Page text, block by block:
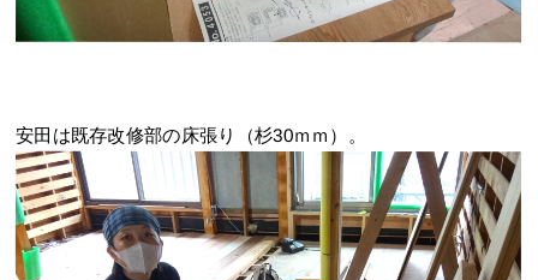
安田は既存改修部の床張り（杉30ｍｍ）。